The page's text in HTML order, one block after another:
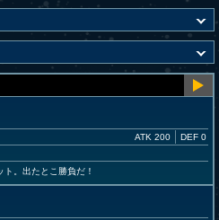
ATK 200 DEF 0
。出たとこ勝負だ！